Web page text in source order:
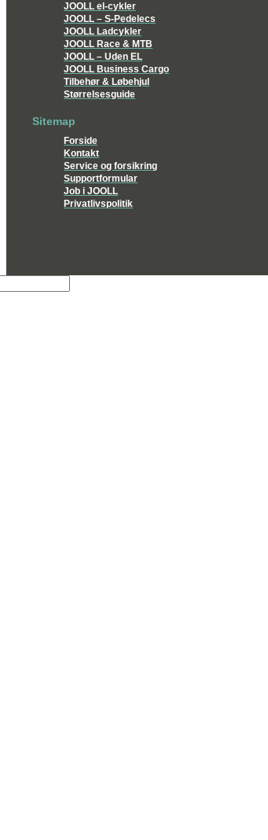
JOOLL el-cykler
JOOLL – S-Pedelecs
JOOLL Ladcykler
JOOLL Race & MTB
JOOLL – Uden EL
JOOLL Business Cargo
Tilbehør & Løbehjul
Størrelsesguide
Sitemap
Forside
Kontakt
Service og forsikring
Supportformular
Job i JOOLL
Privatlivspolitik